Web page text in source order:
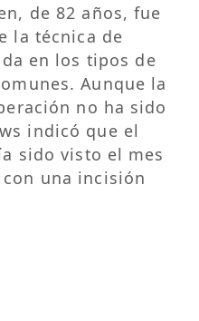
de 82 años, fue
la técnica de
en los tipos de
Aunque la
no ha sido
indicó que el
sido visto el mes
una incisión